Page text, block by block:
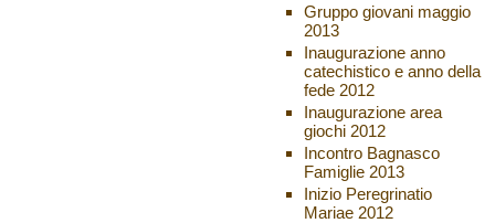
Gruppo giovani maggio
2013
Inaugurazione anno
catechistico e anno della
fede 2012
Inaugurazione area
giochi 2012
Incontro Bagnasco
Famiglie 2013
Inizio Peregrinatio
Mariae 2012